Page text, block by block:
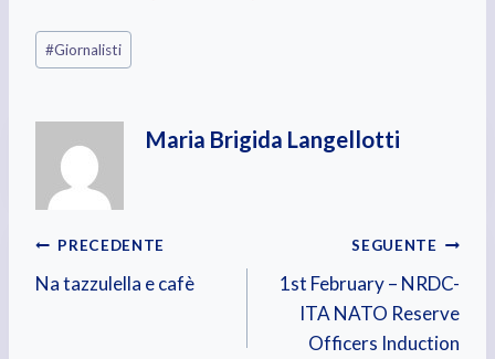
Tag
articolo:
#Giornalisti
Maria Brigida Langellotti
Navigazione
articoli
PRECEDENTE
Na tazzulella e cafè
SEGUENTE
1st February – NRDC-
ITA NATO Reserve
Officers Induction